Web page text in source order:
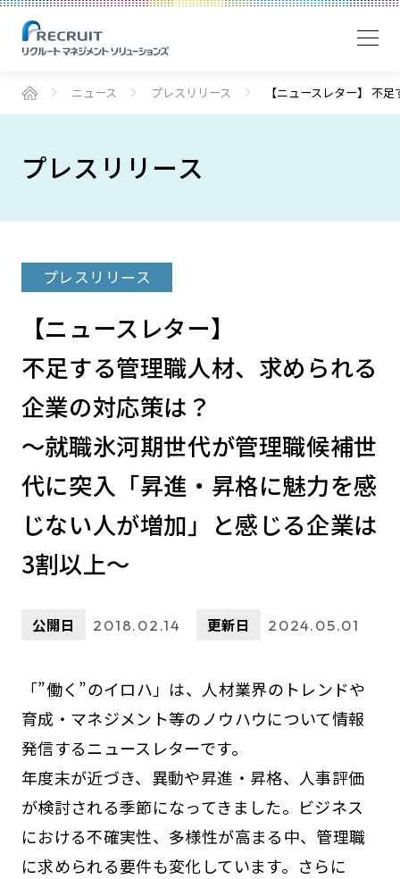
ニュース プレスリリース 【ニュースレター】 不
プレスリリース
プレスリリース
【ニュースレター】
不足する管理職人材、求められる
企業の対応策は？
～就職氷河期世代が管理職候補世
代に突入「昇進・昇格に魅力を感
じない人が増加」と感じる企業は
3割以上～
公開日 2018.02.14 更新日 2024.05.01
「”働く”のイロハ」は、人材業界のトレンドや
育成・マネジメント等のノウハウについて情報
発信するニュースレターです。
年度末が近づき、異動や昇進・昇格、人事評価
が検討される季節になってきました。ビジネス
における不確実性、多様性が高まる中、管理職
に求められる要件も変化しています。さらに